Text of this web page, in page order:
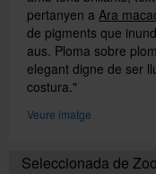
pertanyen a Ara
de pigments que
aus. Ploma sobre
elegant digne de ser
costura."
Veure imatge
Seleccionada de